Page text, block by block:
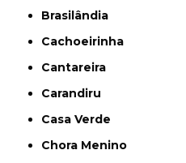
Brasilândia
Cachoeirinha
Cantareira
Carandiru
Casa Verde
Chora Menino